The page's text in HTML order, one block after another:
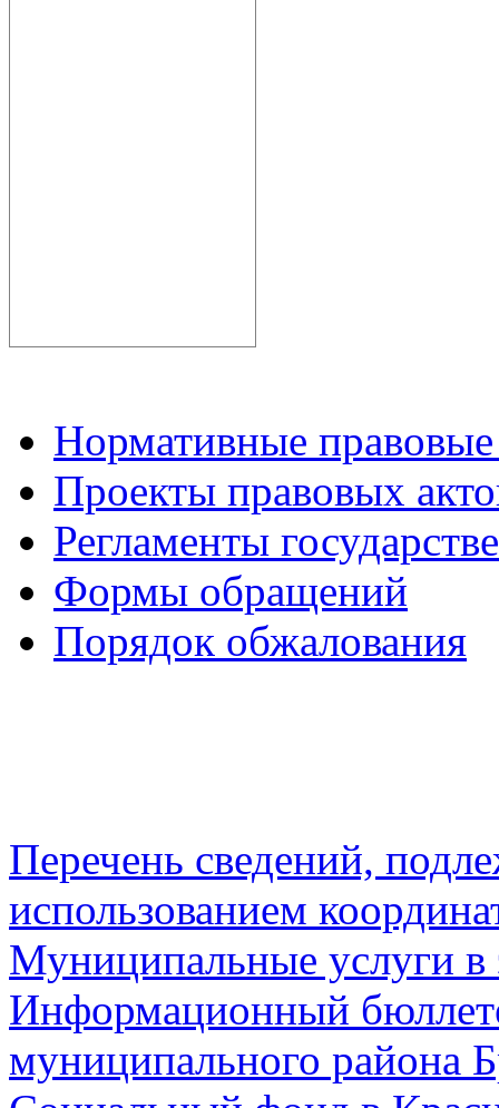
Нормативные
Проекты правовых
Регламенты
Формы обращений
Порядок обжалования
Перечень сведений,
использованием
Муниципальные услуги в
Информационный
муниципального района